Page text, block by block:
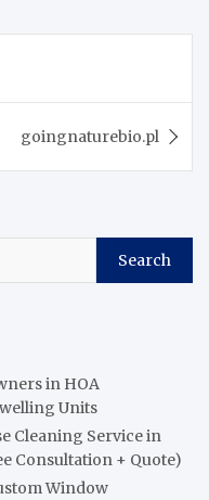
goingnaturebio.pl
Search
in HOA
Units
Cleaning Service in
Consultation + Quote)
Window